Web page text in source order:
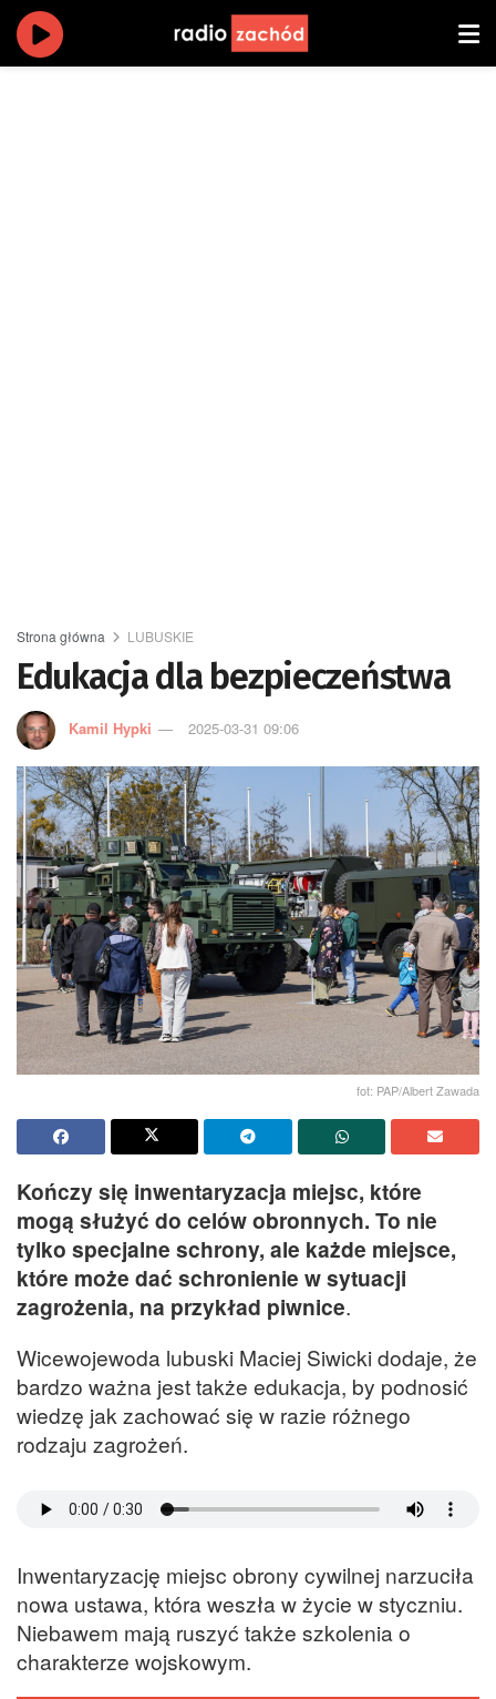
Strona główna LUBUSKIE
Edukacja dla bezpieczeństwa
Kamil Hypki 2025-03-31 09:06
fot: PAP/Albert Zawada
Kończy się inwentaryzacja miejsc, które
mogą służyć do celów obronnych. To nie
tylko specjalne schrony, ale każde miejsce,
które może dać schronienie w sytuacji
zagrożenia, na przykład piwnice.
Wicewojewoda lubuski Maciej Siwicki dodaje, że
bardzo ważna jest także edukacja, by podnosić
wiedzę jak zachować się w razie różnego
rodzaju zagrożeń.
Inwentaryzację miejsc obrony cywilnej narzuciła
nowa ustawa, która weszła w życie w styczniu.
Niebawem mają ruszyć także szkolenia o
charakterze wojskowym.